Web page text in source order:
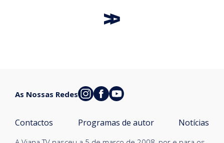
Contactos Programas de autor Notícias
As Nossas Redes